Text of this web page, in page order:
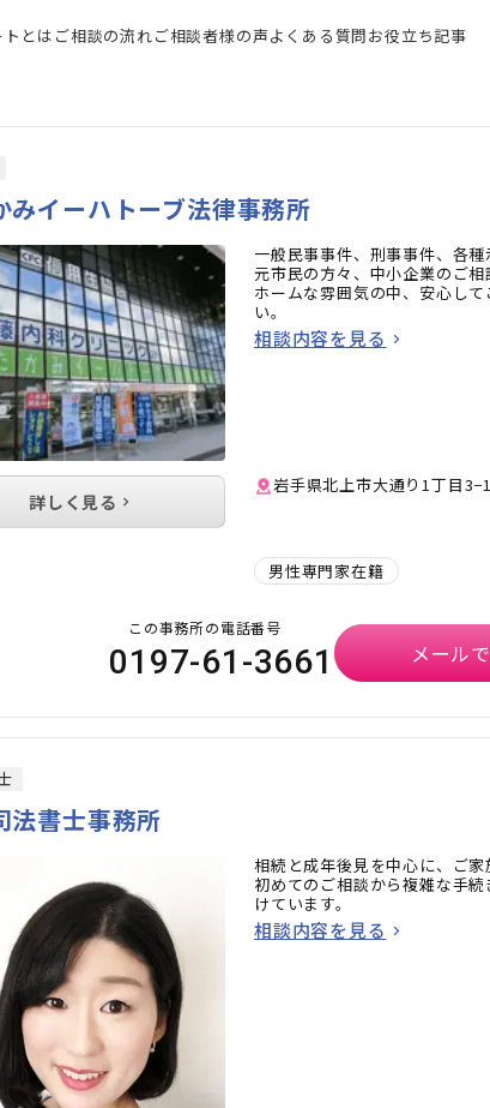
とは ご相談の流れご相談者様の声よくある質問お役立ち記事
みイーハトーブ法律事務所
一般民事事件、刑事事件、各
元市民の方々、中小企業のご
ホームな雰囲気の中、安心し
い。
相談内容を見る
岩手県北上市大通り1丁目
男性専門家在籍
詳しく見る
この事務所の電話番号
0197-61-3661 メール
法書士事務所
相続と成年後見を中心に、ご家
初めてのご相談から複雑な手
けています。
相談内容を見る